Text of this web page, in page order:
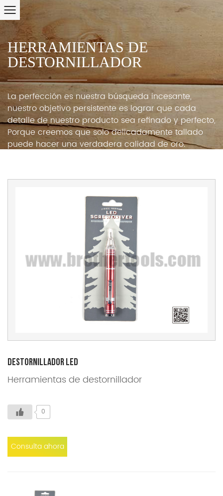
HERRAMIENTAS DE
DESTORNILLADOR
La perfección es nuestra búsqueda incesante,
nuestro objetivo persistente es lograr que cada
detalle de nuestro producto sea refinado y perfecto,
Porque creemos que solo delicadamente tallado
puede hacer una verdadera calidad de oro.
Destornillador Led
Herramientas de destornillador
0
Consulta ahora